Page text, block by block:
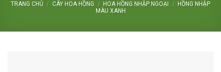
TRANG CHỦ / CÂY HOA HỒNG / HOA HỒNG NHẬP NGOẠI / HỒNG NHẬP
MÀU XANH